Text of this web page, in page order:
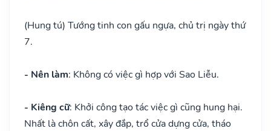
(Hung tú) Tướng tinh con gấu ngựa, chủ trị ngày thứ
7.
- Nên làm: Không có việc gì hợp với Sao Liễu.
- Kiêng cữ: Khởi công tạo tác việc gì cũng hung hại.
Nhất là chôn cất, xây đắp, trổ cửa dựng cửa, tháo